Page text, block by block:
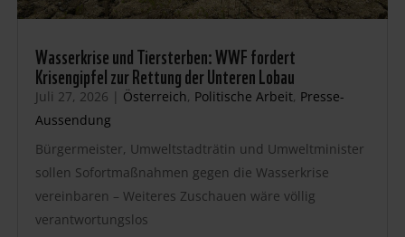
Wasserkrise und Tiersterben: WWF fordert
Krisengipfel zur Rettung der Unteren Lobau
Juli 27, 2026 | Österreich, Politische Arbeit, Presse-
Aussendung
Bürgermeister, Umweltstadträtin und Umweltminister
sollen Sofortmaßnahmen gegen die Wasserkrise
vereinbaren – Weiteres Zuschauen wäre völlig
verantwortungslos